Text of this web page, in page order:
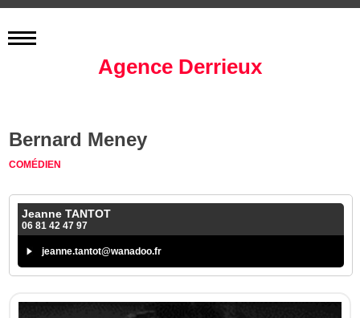
Agence Derrieux
Bernard Meney
COMÉDIEN
Jeanne TANTOT
06 81 42 47 97
jeanne.tantot@wanadoo.fr